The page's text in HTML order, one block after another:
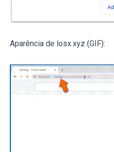
Aparência de losx.xyz (GIF):